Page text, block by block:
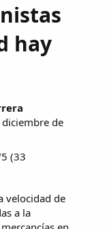
hay
de
(33
velocidad de
a la